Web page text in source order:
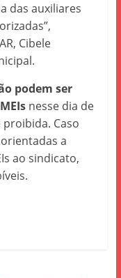
das auxiliares
Cibele
podem ser
nesse dia de
Caso
a
ao sindicato,